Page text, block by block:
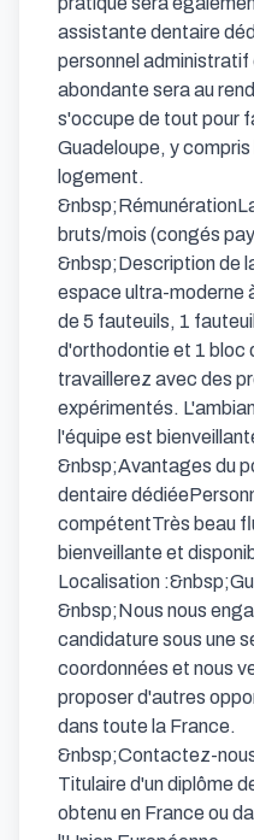
assistante dentaire
personnel
abondante sera au
s'occupe de tout pour
Guadeloupe, y
logement.
bruts/mois (congés
&nbsp;Description de
espace ultra-moderne
de 5 fauteuils, 1
d'orthodontie et 1 bloc
travaillerez avec des
expérimentés.
l'équipe est
&nbsp;Avantages du
dentaire
compétentTrès beau
bienveillante et
Localisation
&nbsp;Nous nous
candidature sous une
coordonnées et nous
proposer d'autres
dans toute la France.
&nbsp;Contactez-
Titulaire d'un diplôme
obtenu en France ou